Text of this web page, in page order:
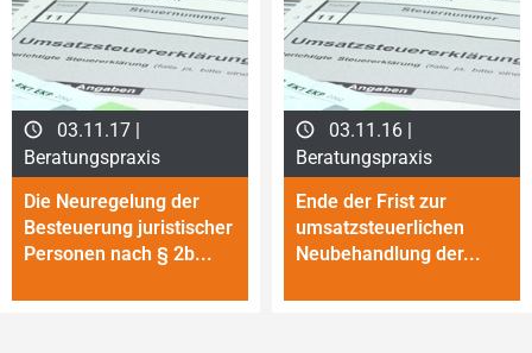
03.11.17 |
Beratungspraxis
Die Neuregelung der
Besteuerung juristischer
Personen nach § 2b...
03.11.16 |
Beratungspraxis
Ende der Frist zur
umsatzsteuerlichen
Neubehandlung der...